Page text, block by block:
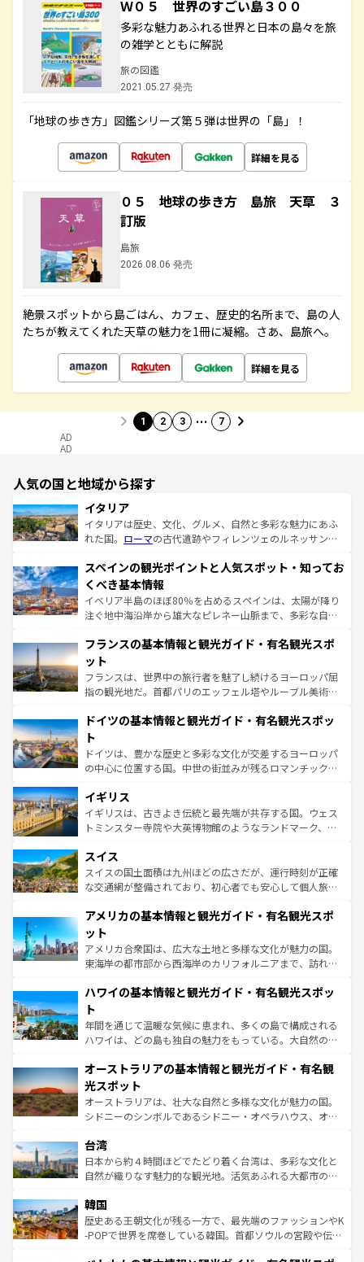
Ｗ０５ 世界のすごい島３００
多彩な魅力あふれる世界と日本の島々を旅
の雑学とともに解説
旅の図鑑
2021.05.27 発売
「地球の歩き方」図鑑シリーズ第５弾は世界の「島」！
詳細を見る
０５ 地球の歩き方 島旅 天草 ３
訂版
島旅
2026.08.06 発売
絶景スポットから島ごはん、カフェ、歴史的名所まで、島の人
たちが教えてくれた天草の魅力を1冊に凝縮。さあ、島旅へ。
詳細を見る
1 2 3 … 7
AD
AD
人気の国と地域から探す
イタリア
イタリアは歴史、文化、グルメ、自然と多彩な魅力にあふ
れた国。 ローマの古代遺跡やフィレンツェのルネッサンス
ろん、トスカーナの美しい田園風景やアマルフィ海岸の絶
景など、自然景観も見逃せない。観光の合間には、本場の
ピザやパスタなど、絶品のイタリア料理を堪能することも
できる。朝目覚めてから夜眠るまで、すべての瞬間を楽し
なお、新着のイタリア情報はコンテンツ一覧を参照してほ
しい。
スペインの観光ポイントと人気スポット・知ってお
くべき基本情報
イベリア半島のほぼ80％を占めるスペインは、太陽が降り
注ぐ地中海沿岸から雄大なピレネー山脈まで、多彩な自然
文化が根付くこの国では、情熱的なフラメンコ、熱気あふ
れる闘牛、そして美味しいタパスが生活の一部となってい
る。首都マドリードの洗練された雰囲気や、バルセロナの
アートに溢れた街角から、地方では古代ローマ遺跡や中世
せる。地方によって風土や気候が異なるスペインはその個
ンテンツ一覧 を参照してほしい。
フランスの基本情報と観光ガイド・有名観光スポ
ット
フランスは、世界中の旅行者を魅了し続けるヨーロッパ屈
指の観光地だ。首都パリのエッフェル塔やルーブル美術館
で、幅広い魅力が詰まっている。華麗な宮殿、歴史的な大
聖堂、美しいビーチ、そして豊かな自然が、訪れる者を心
から魅了する。また、フランスは美食の国としても知ら
れ、フランス料理はユネスコ無形文化遺産にも登録されて
香り高いラベンダー畑など、多彩な楽しみ方が可能だ。さ
らに、パリ以外の地域にも魅力が溢れており、どの街角に
も豊かな歴史と文化が息づいている。パリ以外の個性あふ
を参照してほしい。
ドイツの基本情報と観光ガイド・有名観光スポッ
ト
ドイツは、豊かな歴史と多彩な文化が交差するヨーロッパ
の中心に位置する国。中世の街並みが残るロマンチック街
顔を持つこの国は、どこを歩いても飽きることがない。ベ
ルリンの文化的活気、バイエルン州のアルプスの絶景、そ
してライン川沿いのワイン畑といった風景は必見。ビール
は、お酒好きな人にはぜひ体験してほしい。 なお、新着の
ドイツ情報はコンテンツ一覧を参照してほしい。
イギリス
イギリスは、古きよき伝統と最先端が共存する国。ウェス
トミンスター寺院や大英博物館のようなランドマーク、歴
リアごとに異なる魅力がある。また、優雅なアフタヌーン
ティー、ビール好きにはたまらない英国パブ、サッカー観
戦など、本場だからこそできる体験も豊富。イギリスを旅
ンツ一覧を参照してほしい。
スイス
スイスの国土面積は九州ほどの広さだが、運行時刻が正確
な交通網が整備されており、初心者でも安心して個人旅行
の建物がそのまま残る町や、スイスならではのユニークな
博物館もあり、アルプス観光だけでなく町歩きも満喫する
ことができる。国民の所得が高いため物価も高いが、旅行
者向けの交通パス提供のサービスもあり、うまく活用すれ
着のスイス情報はコンテンツ一覧を参照してほしい。
アメリカの基本情報と観光ガイド・有名観光スポ
ット
アメリカ合衆国は、広大な土地と多様な文化が魅力の国。
東海岸の都市部から西海岸のカリフォルニアまで、訪れる
のような巨大都市は、観光、ショッピング、エンターテイ
ンメントが詰まった刺激的なスポットだ。一方、アメリカ
西部には大自然が広がり、グランドキャニオンやイエロー
ストーン国立公園といった絶景が堪能できる。さらに、南
文化が魅力。旅行者はアメリカの各地域で異なる魅力を楽
しみながら、その多様性と豊かな歴史を感じることができ
るだろう。車でのロードトリップや列車の旅も、アメリカ
ならではの贅沢な旅のスタイルだ。 なお、新着のアメリカ
情報は コンテンツ一覧 を参照してほしい。
ハワイの基本情報と観光ガイド・有名観光スポッ
ト
年間を通じて温暖な気候に恵まれ、多くの島で構成される
ハワイは、どの島も独自の魅力をもっている。大自然の神
ワイ島は見逃せない。また、定番の観光地といえばオアフ
島だが、静かな自然を求めるならマウイ島やカウアイ島が
おすすめ。エメラルドグリーンに輝く海をはじめ、豊かな
文化や歴史が息づいている。「アロハスピリット」と呼ば
人々、おいしいローカルフードやハワイアンミュージッ
ク、伝統的なフラダンスなど、すべてがハワイの魅力を彩
っている。訪れるたびに新しい発見と感動が待っているハ
はコンテンツ一覧
オーストラリアの基本情報と観光ガイド・有名観
光スポット
オーストラリアは、壮大な自然と多様な文化が魅力の国。
シドニーのシンボルであるシドニー・オペラハウス、オー
リアリーフや大陸中央部にそびえるウルル（エアーズロッ
ク）、タスマニアの美しい原生林やケアンズの熱帯雨林な
ど、見どころがたくさん。また、カフェやワイン、オージ
いる。アクティビティも充実しており、サーフィンやダイ
ビング、ハイキングなど、アウトドア好きにはたまらな
い。オーストラリアの多彩な魅力を存分に味わいつくそ
台湾
日本から約４時間ほどでたどり着く台湾は、多彩な文化と
自然が織りなす魅力的な観光地。活気あふれる大都市の台
ン）、静ひつな山岳地帯である台湾東部など、都市の喧騒
と山間の静けさが共存しており、訪れる人に新しい発見と
驚きをもたらしてくれる。また、奥深い台湾の食文化も魅
韓国
歴史ある王朝文化が残る一方で、最先端のファッションやK
-POPで世界を席巻している韓国。首都ソウルの宮殿や伝統